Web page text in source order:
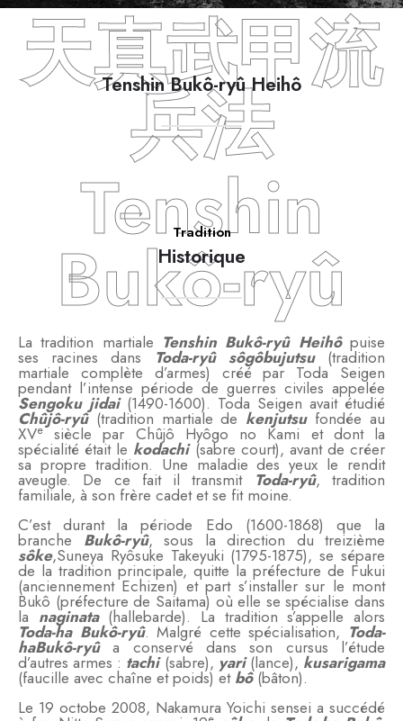
Tenshin Bukô-ryû Heihô
天真武甲流
兵法
Tradition
Historique
Tenshin
Bukô-ryû
La tradition martiale Tenshin Bukô-ryû Heihôpuise
ses racines dans Toda-ryû sôgôbujutsu (tradition
martiale complète d’armes) créé par Toda Seigen
pendant l’intense période de guerres civiles appelée
Sengoku jidai(1490-1600). Toda Seigen avait étudié
Chûjô-ryû(tradition martiale de kenjutsu fondée au
XVesiècle par Chûjô Hyôgo no Kami et dont la
spécialité était le kodachi(sabre court), avant de créer
sa propre tradition. Une maladie des yeux le rendit
aveugle. De ce fait il transmit Toda-ryû, tradition
familiale, à son frère cadet et se fit moine.
C’est durant la période Edo (1600-1868) que la
branche Bukô-ryû, sous la direction du treizième
sôke,Suneya Ryôsuke Takeyuki (1795-1875), se sépare
de la tradition principale, quitte la préfecture de Fukui
(anciennement Echizen) et part s’installer sur le mont
Bukô (préfecture de Saitama) où elle se spécialise dans
la naginata (hallebarde). La tradition s’appelle alors
Toda-ha Bukô-ryû. Malgré cette spécialisation, Toda-
haBukô-ryûa conservé dans son cursus l’étude
d’autres armes : tachi (sabre), yari(lance), kusarigama
(faucille avec chaîne et poids) et bô(bâton).
Le 19 octobe 2008, Nakamura Yoichi sensei a succédé